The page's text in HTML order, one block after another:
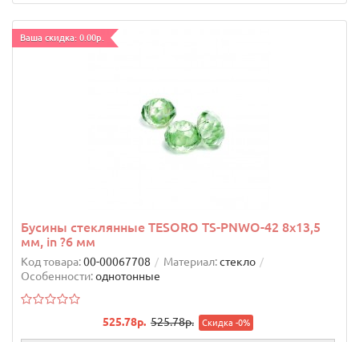
Ваша скидка: 0.00р.
Бусины стеклянные TESОRO TS-PNWO-42 8х13,5
мм, in ?6 мм
Код товара:00-00067708 Материал:стекло
Особенности:однотонные
525.78р. 525.78р. Скидка -0%